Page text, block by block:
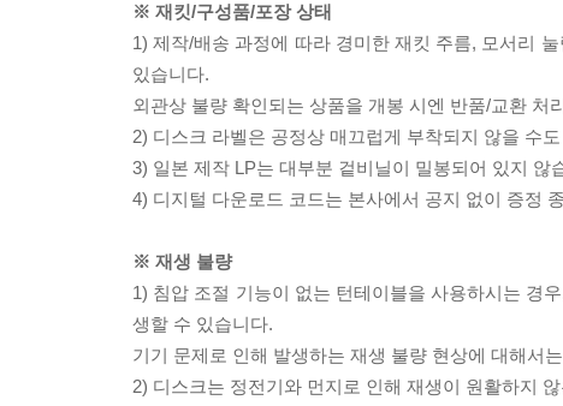
※ 재킷/구성품/포장 상태
1) 제작/배송 과정에 따라 경미한 재킷 주름, 모서리
있습니다.
외관상 불량 확인되는 상품을 개봉 시엔 반품/교환 처
2) 디스크 라벨은 공정상 매끄럽게 부착되지 않을 수
3) 일본 제작 LP는 대부분 겉비닐이 밀봉되어 있지 않
4) 디지털 다운로드 코드는 본사에서 공지 없이 증정
※ 재생 불량
1) 침압 조절 기능이 없는 턴테이블을 사용하시는 경
생할 수 있습니다.
기기 문제로 인해 발생하는 재생 불량 현상에 대해서
2) 디스크는 정전기와 먼지로 인해 재생이 원활하지